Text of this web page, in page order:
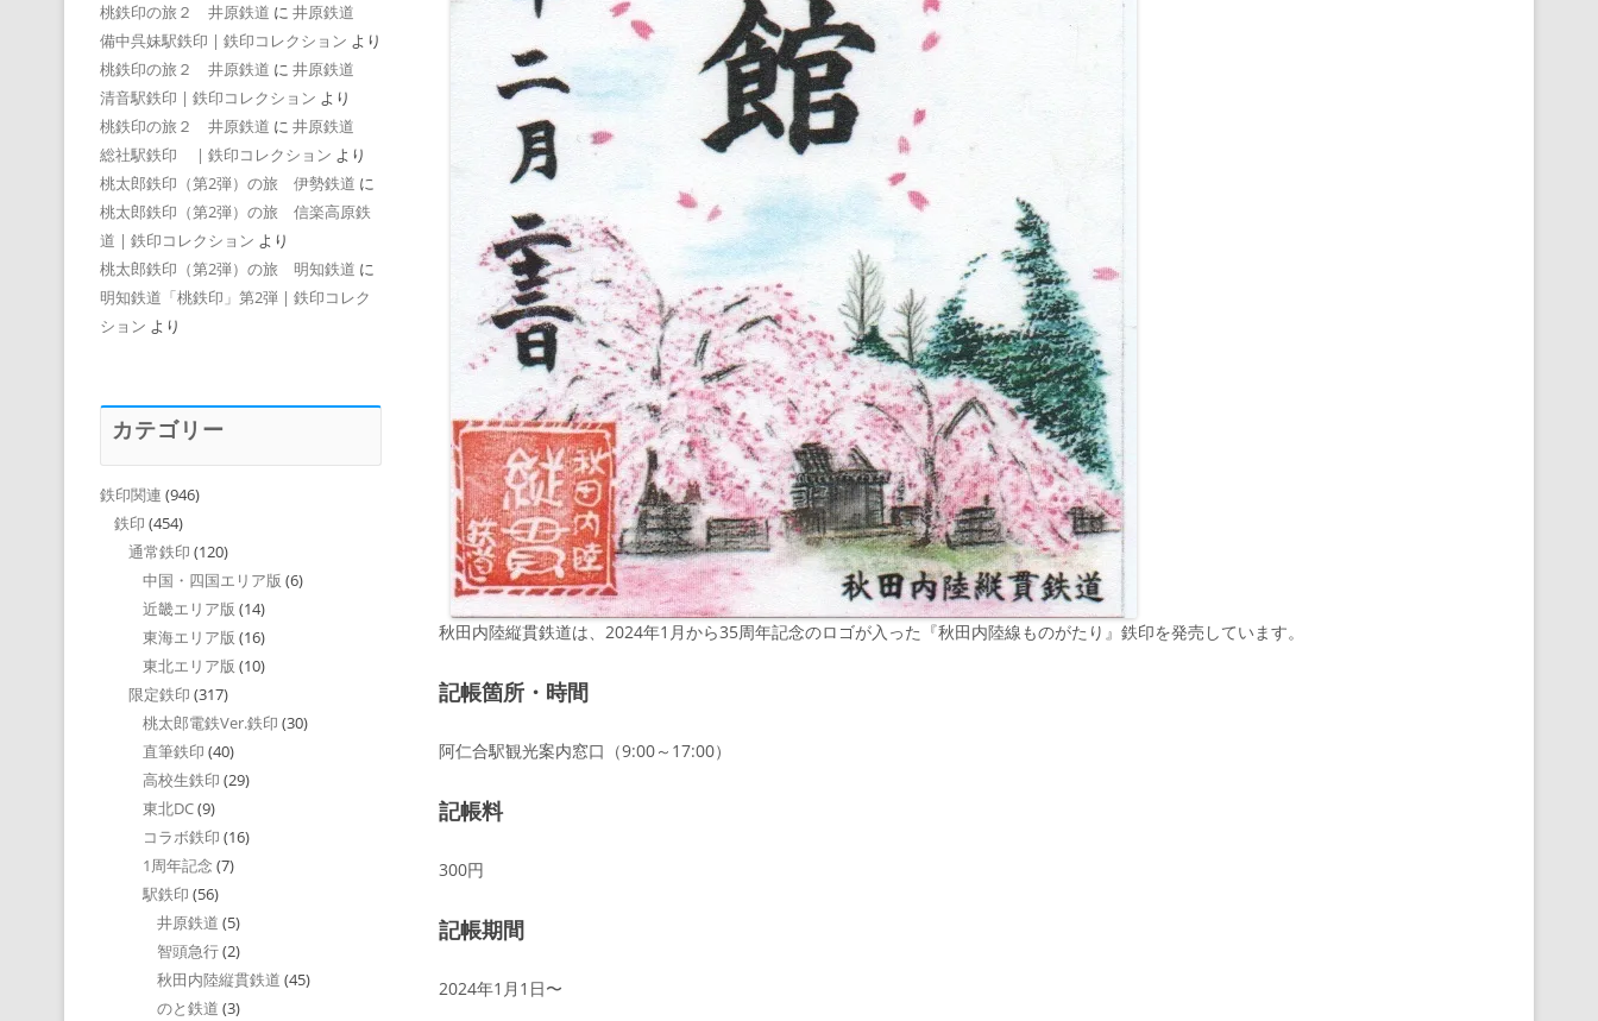
秋田内陸縦貫鉄道は、2024年1月から35周年記念のロゴが入った『秋田内陸線ものがたり』鉄印を発売しています。
記帳箇所・時間
阿仁合駅観光案内窓口（9:00～17:00）
記帳料
300円
記帳期間
2024年1月1日〜
桃鉄印の旅２ 井原鉄道 に 井原鉄道
備中呉妹駅鉄印 | 鉄印コレクション より
桃鉄印の旅２ 井原鉄道 に 井原鉄道
清音駅鉄印 | 鉄印コレクション より
桃鉄印の旅２ 井原鉄道 に 井原鉄道
総社駅鉄印 | 鉄印コレクション より
桃太郎鉄印（第2弾）の旅 伊勢鉄道 に
桃太郎鉄印（第2弾）の旅 信楽高原鉄
道 | 鉄印コレクション より
桃太郎鉄印（第2弾）の旅 明知鉄道 に
明知鉄道「桃鉄印」第2弾 | 鉄印コレク
ション より
カテゴリー
鉄印関連 (946)
鉄印 (454)
通常鉄印 (120)
中国・四国エリア版 (6)
近畿エリア版 (14)
東海エリア版 (16)
東北エリア版 (10)
限定鉄印 (317)
桃太郎電鉄Ver.鉄印 (30)
直筆鉄印 (40)
高校生鉄印 (29)
東北DC(9)
コラボ鉄印 (16)
1周年記念 (7)
駅鉄印 (56)
井原鉄道 (5)
智頭急行(2)
秋田内陸縦貫鉄道 (45)
のと鉄道 (3)